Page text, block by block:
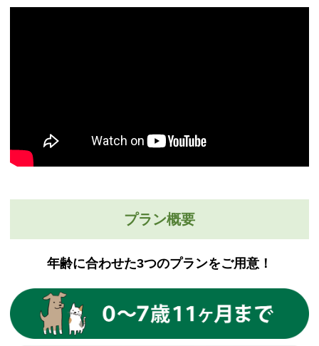
プラン概要
年齢に合わせた3つのプランをご用意！